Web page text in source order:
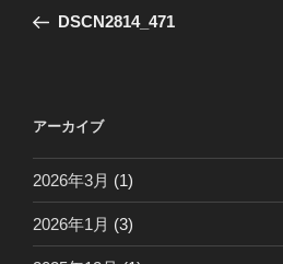
ナ
ー
シ
ョ
ン
の
DSCN2814_471
アーカイブ
2026年3月 (1)
2026年1月 (3)